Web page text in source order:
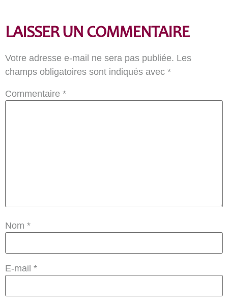
LAISSER UN COMMENTAIRE
Votre adresse e-mail ne sera pas publiée. Les
champs obligatoires sont indiqués avec *
Commentaire *
Nom *
E-mail *